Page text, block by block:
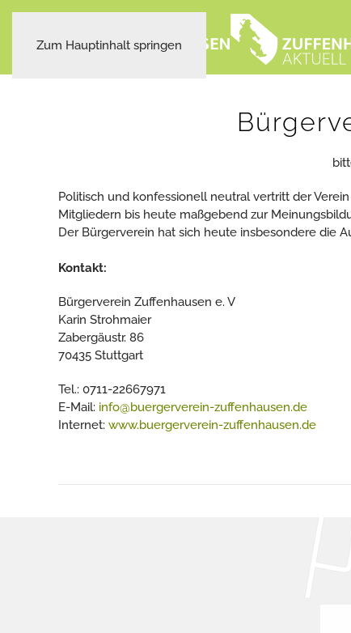
Zum Hauptinhalt springen
Politisch und konfessionell neutral vertritt der
Mitgliedern bis heute maßgebend zur
Der Bürgerverein hat sich heute insbesondere die
Kontakt:
Bürgerverein Zuffenhausen e. V
Karin Strohmaier
Zabergäustr. 86
70435 Stuttgart
Tel.: 0711-22667971
E-Mail: info@buergerverein-zuffenhausen.de
Internet: www.buergerverein-zuffenhausen.de